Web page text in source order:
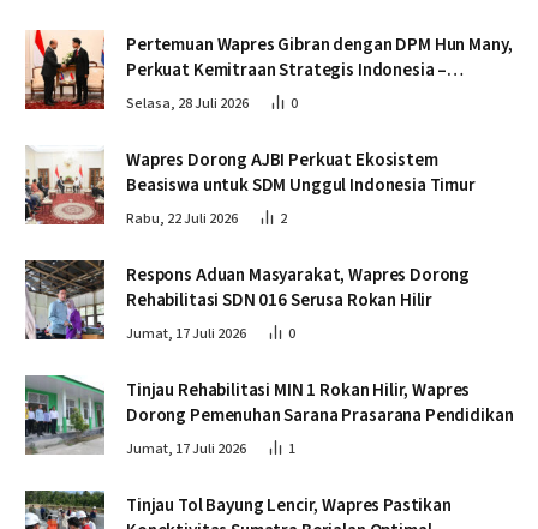
Pertemuan Wapres Gibran dengan DPM Hun Many,
Perkuat Kemitraan Strategis Indonesia –
Kamboja
Selasa, 28 Juli 2026 0
Wapres Dorong AJBI Perkuat Ekosistem
Beasiswa untuk SDM Unggul Indonesia Timur
Rabu, 22 Juli 2026 2
Respons Aduan Masyarakat, Wapres Dorong
Rehabilitasi SDN 016 Serusa Rokan Hilir
Jumat, 17 Juli 2026 0
Tinjau Rehabilitasi MIN 1 Rokan Hilir, Wapres
Dorong Pemenuhan Sarana Prasarana Pendidikan
Jumat, 17 Juli 2026 1
Tinjau Tol Bayung Lencir, Wapres Pastikan